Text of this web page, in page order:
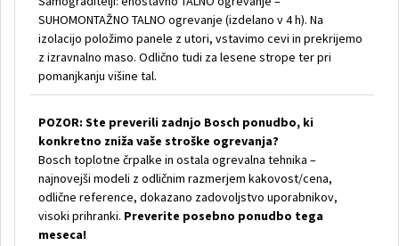
SUHOMONTAŽNO TALNO ogrevanje (izdelano v 4 h). Na
izolacijo položimo panele z utori, vstavimo cevi in prekrijemo
z izravnalno maso. Odlično tudi za lesene strope ter pri
pomanjkanju višine tal.
POZOR: Ste preverili zadnjo Bosch ponudbo, ki
konkretno zniža vaše stroške ogrevanja?
Bosch toplotne črpalke in ostala ogrevalna tehnika –
najnovejši modeli z odličnim razmerjem kakovost/cena,
odlične reference, dokazano zadovoljstvo uporabnikov,
visoki prihranki. Preverite posebno ponudbo tega
meseca!